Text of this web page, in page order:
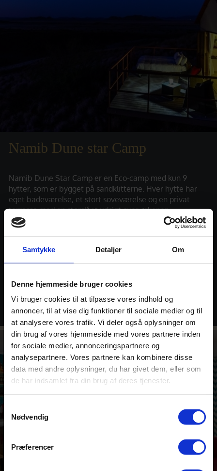
Samtykke Detaljer Om
Denne hjemmeside bruger cookies
Vi bruger cookies til at tilpasse vores indhold og
annoncer, til at vise dig funktioner til sociale medier og til
at analysere vores trafik. Vi deler også oplysninger om
din brug af vores hjemmeside med vores partnere inden
for sociale medier, annonceringspartnere og
analysepartnere. Vores partnere kan kombinere disse
data med andre oplysninger, du har givet dem, eller som
de har indsamlet fra din brug af deres tjenester.
Nødvendig
Præferencer
Namib Dune star Camp
Namib Dune Star Camp er en Eco-camp med kun 9
hytter, som er bygget på sandklitterne. Hver hytte har
eget badeværelse, et stort soveværelse og en privat
terrasse med en storslået udsigt over ørkenen.
Dobbeltsengene kan trilles ud på terrassen, så der soves
under åben stjernehimmel. Her er også en bar og en
LÆS MERE OG SE FOTOS